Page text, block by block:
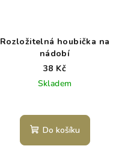
Rozložitelná houbička na
nádobí
38 Kč
Skladem
Do košíku